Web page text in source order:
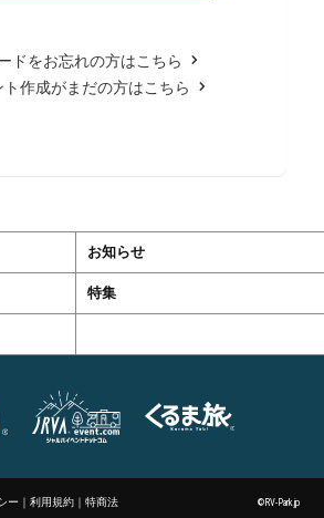
ドをお忘れの方はこちら
ト作成がまだの方はこちら
お知らせ
特集
ー ｜利用規約 ｜特商法 ©RV-Park.jp